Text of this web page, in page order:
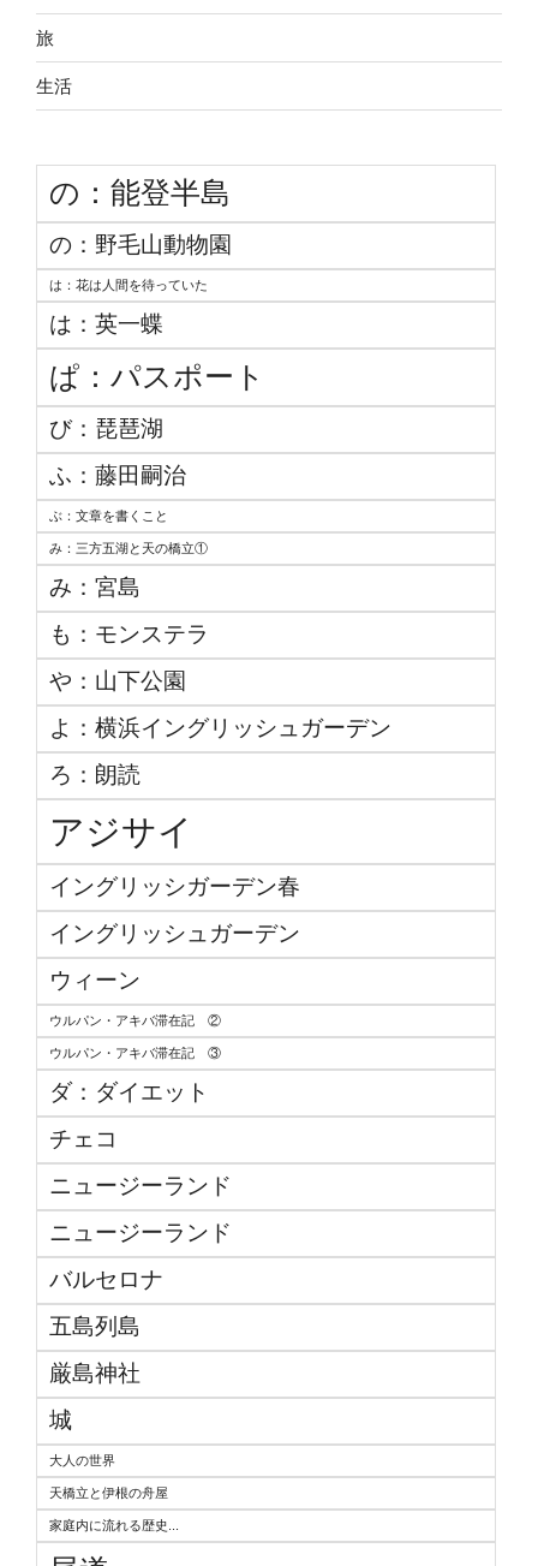
旅
生活
の：能登半島
の：野毛山動物園
は：花は人間を待っていた
は：英一蝶
ぱ：パスポート
び：琵琶湖
ふ：藤田嗣治
ぶ：文章を書くこと
み：三方五湖と天の橋立①
み：宮島
も：モンステラ
や：山下公園
よ：横浜イングリッシュガーデン
ろ：朗読
アジサイ
イングリッシガーデン春
イングリッシュガーデン
ウィーン
ウルパン・アキバ滞在記 ②
ウルパン・アキバ滞在記 ③
ダ：ダイエット
チェコ
ニュージーランド
ニュージーランド
バルセロナ
五島列島
厳島神社
城
大人の世界
天橋立と伊根の舟屋
家庭内に流れる歴史...